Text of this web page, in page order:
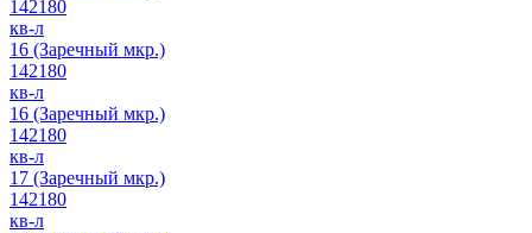
142180
кв-л
16 (Заречный мкр.)
142180
кв-л
16 (Заречный мкр.)
142180
кв-л
17 (Заречный мкр.)
142180
кв-л